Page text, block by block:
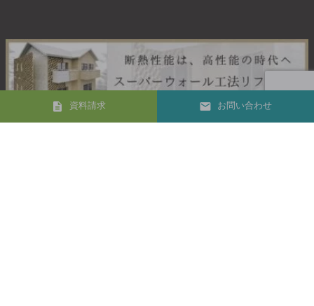
資料請求 お問い合わせ